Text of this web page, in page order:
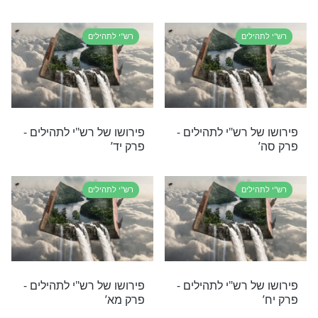
רש"י לתהילים -
פירושו של רש"י לתהילים -
פרק לט’
רש"י לתהילים -
רש"י לתהילים
פירושו של רש"י לתהילים -